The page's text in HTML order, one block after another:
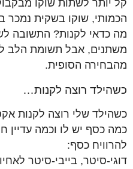
קל יותר לשתות שוקו
הכמותי, שוקו בשקית נמכר
מה כדאי לקנות? התשובה
משתנים, אבל תשומת הלב
מהבחירה הסופית.
כשהילד רוצה לקנות…
כשהילד שלי רוצה לקנות
כמה כסף יש לו וכמה עדיין
להרוויח כסף:
דוגי-סיטר, בייבי-סיטר